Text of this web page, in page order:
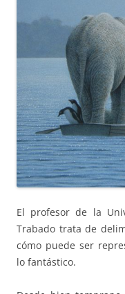
El profesor de la
Trabado trata de
cómo puede ser
lo fantástico.